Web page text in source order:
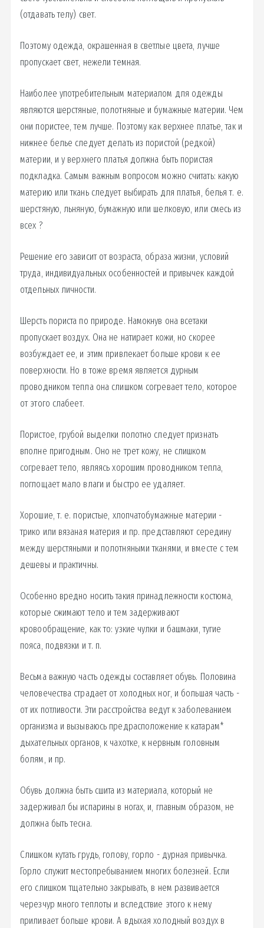
(отдавать телу) свет.
Поэтому одежда, окрашенная в светлые цвета, лучше
пропускает свет, нежели темная.
Наиболее употребительным материалом для одежды
являются шерстяные, полотняные и бумажные материи. Чем
они пористее, тем лучше. Поэтому как верхнее платье, так и
нижнее белье следует делать из пористой (редкой)
материи, и у верхнего платья должна быть пористая
подкладка. Самым важным вопросом можно считать: какую
материю или ткань следует выбирать для платья, белья т. е.
шерстяную, льняную, бумажную или шелковую, или смесь из
всех ?
Решение его зависит от возраста, образа жизни, условий
труда, индивидуальных особенностей и привычек каждой
отдельных личности.
Шерсть пориста по природе. Намокнув она всетаки
пропускает воздух. Она не натирает кожи, но скорее
возбуждает ее, и этим привлекает больше крови к ее
поверхности. Но в тоже время является дурным
проводником тепла она слишком согревает тело, которое
от этого слабеет.
Пористое, грубой выделки полотно следует признать
вполне пригодным. Оно не трет кожу, не слишком
согревает тело, являясь хорошим проводником тепла,
поглощает мало влаги и быстро ее удаляет.
Хорошие, т. е. пористые, хлопчатобумажные материи -
трико или вязаная материя и пр. представляют середину
между шерстяными и полотняными тканями, и вместе с тем
дешевы и практичны.
Особенно вредно носить такия принадлежности костюма,
которые сжимают тело и тем задерживают
кровообращение, как то: узкие чулки и башмаки, тугие
пояса, подвязки и т. п.
Весьма важную часть одежды составляет обувь. Половина
человечества страдает от холодных ног, и большая часть -
от их потливости. Эти расстройства ведут к заболеванием
организма и вызываюсь предрасположение к катарам*
дыхательных органов, к чахотке, к нервным головным
болям, и пр.
Обувь должна быть сшита из материала, который не
задерживал бы испарины в ногах, и, главным образом, не
должна быть тесна.
Слишком кутать грудь, голову, горло - дурная привычка.
Горло служит местопребыванием многих болезней. Если
его слишком тщательно закрывать, в нем развивается
черезчур много теплоты и вследствие этого к нему
приливает больше крови. А вдыхая холодный воздух в